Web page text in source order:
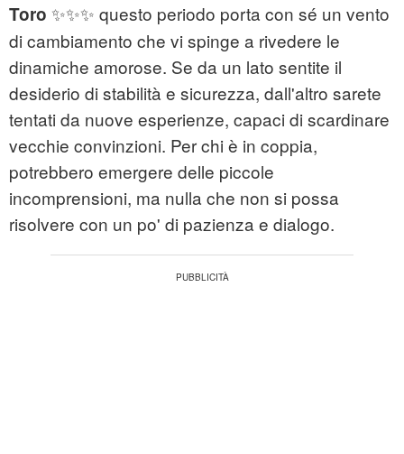
Toro ✨✨✨ questo periodo porta con sé un vento
di cambiamento che vi spinge a rivedere le
dinamiche amorose. Se da un lato sentite il
desiderio di stabilità e sicurezza, dall'altro sarete
tentati da nuove esperienze, capaci di scardinare
vecchie convinzioni. Per chi è in coppia,
potrebbero emergere delle piccole
incomprensioni, ma nulla che non si possa
risolvere con un po' di pazienza e dialogo.